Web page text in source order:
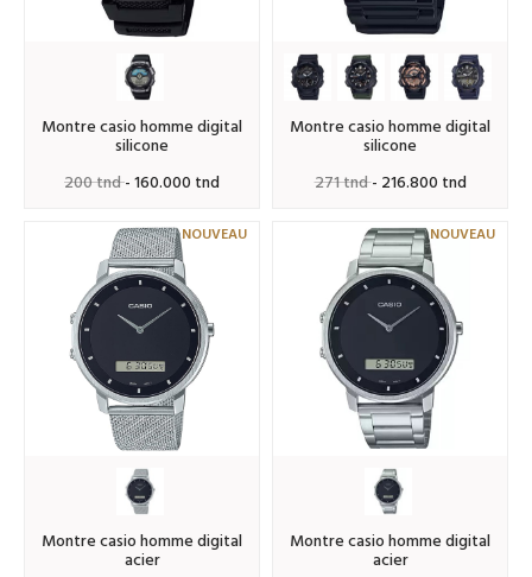
montre casio homme digital
silicone
200 tnd- 160.000 tnd
montre casio homme digital
silicone
271 tnd- 216.800 tnd
montre casio homme digital
acier
NOUVEAU
montre casio homme digital
acier
NOUVEAU